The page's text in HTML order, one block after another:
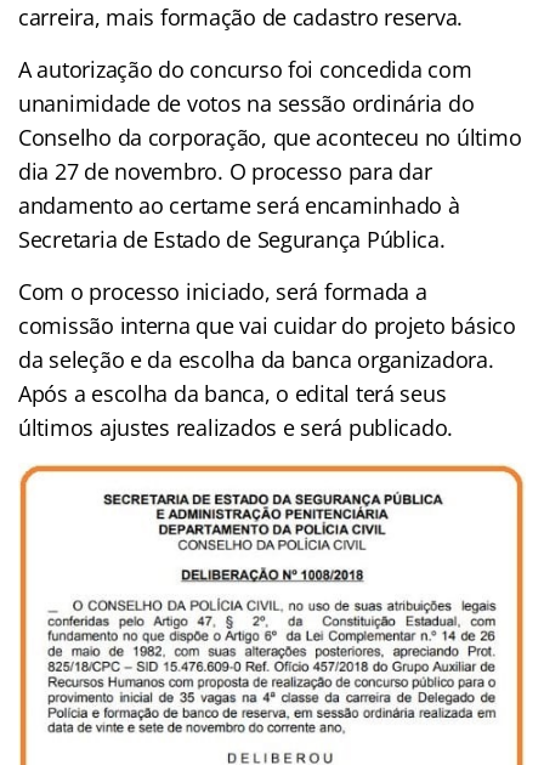
carreira, mais formação de cadastro reserva.
A autorização do concurso foi concedida com
unanimidade de votos na sessão ordinária do
Conselho da corporação, que aconteceu no último
dia 27 de novembro. O processo para dar
andamento ao certame será encaminhado à
Secretaria de Estado de Segurança Pública.
Com o processo iniciado, será formada a
comissão interna que vai cuidar do projeto básico
da seleção e da escolha da banca organizadora.
Após a escolha da banca, o edital terá seus
últimos ajustes realizados e será publicado.